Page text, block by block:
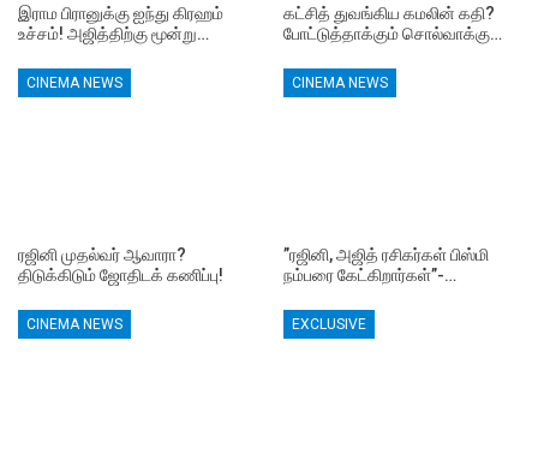
இராம பிரானுக்கு ஐந்து கிரஹம்
உச்சம்! அஜித்திற்கு மூன்று…
கட்சித் துவங்கிய கமலின் கதி?
போட்டுத்தாக்கும் சொல்வாக்கு…
CINEMA NEWS
ரஜினி முதல்வர் ஆவாரா?
திடுக்கிடும் ஜோதிடக் கணிப்பு!
CINEMA NEWS
”ரஜினி, அஜித் ரசிகர்கள் பிஸ்மி
நம்பரை கேட்கிறார்கள்”-…
CINEMA NEWS EXCLUSIVE